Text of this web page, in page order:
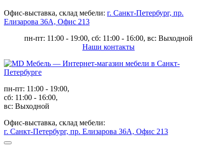
Офис-выставка, склад мебели: г. Санкт-Петербург, пр.
Елизарова 36А, Офис 213
пн-пт: 11:00 - 19:00, сб: 11:00 - 16:00, вс: Выходной
Наши контакты
пн-пт: 11:00 - 19:00,
сб: 11:00 - 16:00,
вс: Выходной
Офис-выставка, склад мебели:
г. Санкт-Петербург, пр. Елизарова 36А, Офис 213